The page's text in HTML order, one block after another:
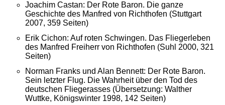
Joachim Castan: Der Rote Baron. Die ganze
Geschichte des Manfred von Richthofen (Stuttgart
2007, 359 Seiten)
Erik Cichon: Auf roten Schwingen. Das Fliegerleben
des Manfred Freiherr von Richthofen (Suhl 2000, 321
Seiten)
Norman Franks und Alan Bennett: Der Rote Baron.
Sein letzter Flug. Die Wahrheit über den Tod des
deutschen Fliegerasses (Übersetzung: Walther
Wuttke, Königswinter 1998, 142 Seiten)